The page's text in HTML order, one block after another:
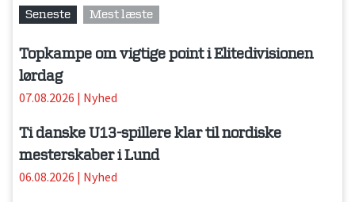
Seneste Mest læste
Topkampe om vigtige point i Elitedivisionen
lørdag
07.08.2026 | Nyhed
Ti danske U13-spillere klar til nordiske
mesterskaber i Lund
06.08.2026 | Nyhed